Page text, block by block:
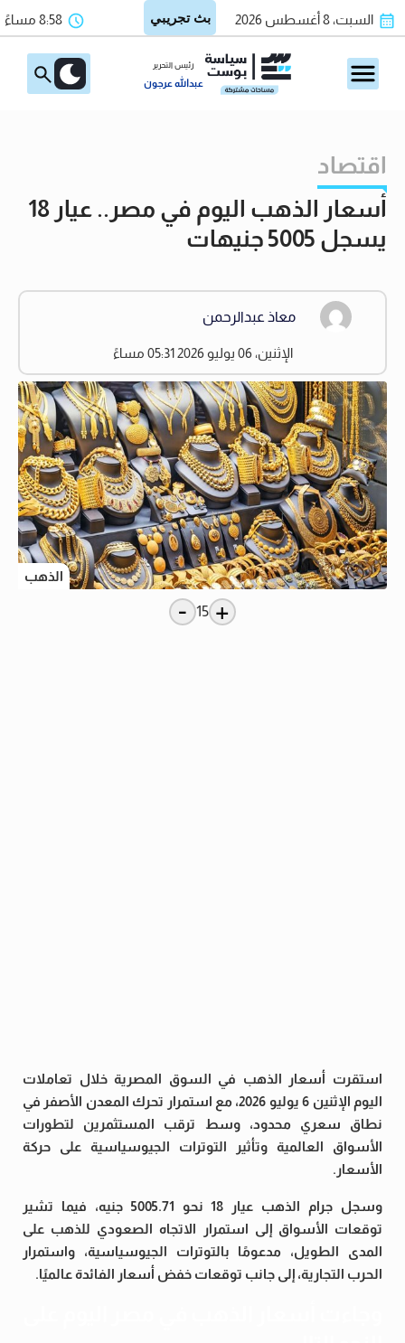
السبت، 8 أغسطس 2026 8:58 مساءً
رئيس التحرير
عبدالله عرجون
اقتصاد
أسعار الذهب اليوم في مصر.. عيار 18
يسجل 5005 جنيهات
معاذ عبدالرحمن
الإثنين، 06 يوليو 2026 05:31 مساءً
الذهب
+
15
-
استقرت أسعار الذهب في السوق المصرية خلال تعاملات
اليوم الإثنين 6 يوليو 2026، مع استمرار تحرك المعدن الأصفر في
نطاق سعري محدود، وسط ترقب المستثمرين لتطورات
الأسواق العالمية وتأثير التوترات الجيوسياسية على حركة
الأسعار.
وسجل جرام الذهب عيار 18 نحو 5005.71 جنيه، فيما تشير
توقعات الأسواق إلى استمرار الاتجاه الصعودي للذهب على
المدى الطويل، مدعومًا بالتوترات الجيوسياسية، واستمرار
الحرب التجارية، إلى جانب توقعات خفض أسعار الفائدة عالميًا.